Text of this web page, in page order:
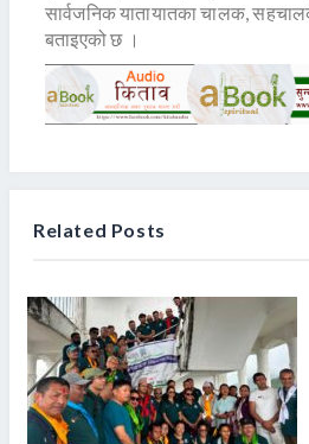
सार्वजनिक यातायातका चालक,
बताइएको छ ।
Related Posts